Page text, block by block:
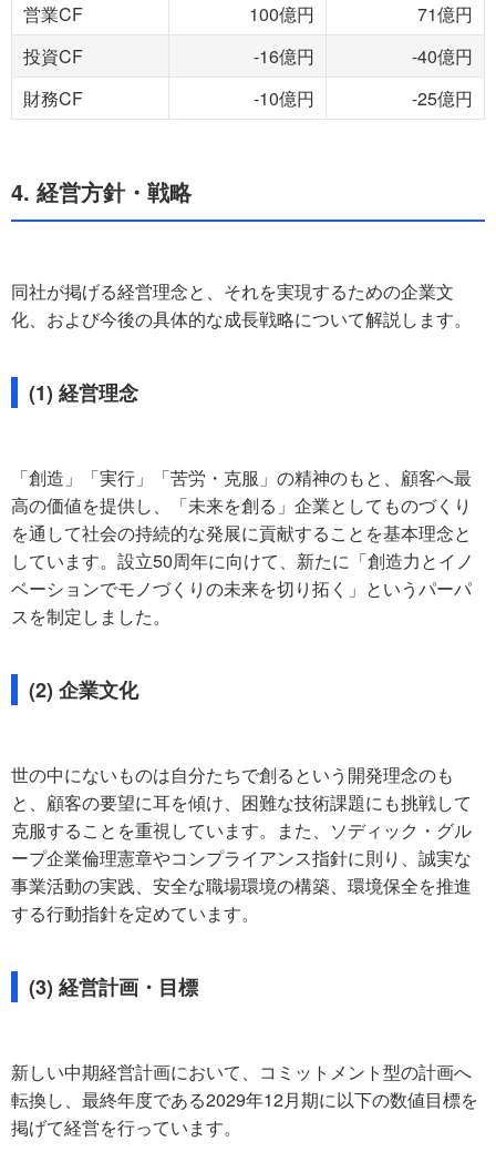
営業CF
100億円
71億円
投資CF
-16億円
-40億円
財務CF
-10億円 -25億円
4. 経営方針・戦略
同社が掲げる経営理念と、それを実現するための企業文
化、および今後の具体的な成長戦略について解説します。
(1) 経営理念
「創造」「実行」「苦労・克服」の精神のもと、顧客へ最
高の価値を提供し、「未来を創る」企業としてものづくり
を通して社会の持続的な発展に貢献することを基本理念と
しています。設立50周年に向けて、新たに「創造力とイノ
ベーションでモノづくりの未来を切り拓く」というパーパ
スを制定しました。
(2) 企業文化
世の中にないものは自分たちで創るという開発理念のも
と、顧客の要望に耳を傾け、困難な技術課題にも挑戦して
克服することを重視しています。また、ソディック・グル
ープ企業倫理憲章やコンプライアンス指針に則り、誠実な
事業活動の実践、安全な職場環境の構築、環境保全を推進
する行動指針を定めています。
(3) 経営計画・目標
新しい中期経営計画において、コミットメント型の計画へ
転換し、最終年度である2029年12月期に以下の数値目標を
掲げて経営を行っています。